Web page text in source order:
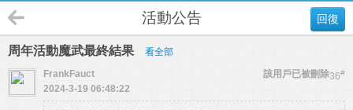
回復
活動公告
周年活動魔武最終結果 看全部
36#
FrankFauct
該用戶已被刪除
2024-3-19 06:48:22